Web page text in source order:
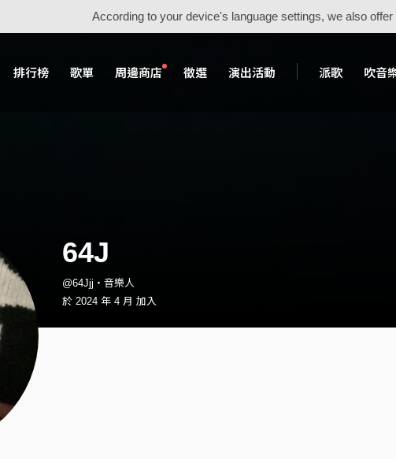
According to your device's language settings, we also offer
排行榜 歌單 周邊商店 徵選 演出活動 派歌 吹音
64J
@64Jjj・音樂人
於 2024 年 4 月 加入